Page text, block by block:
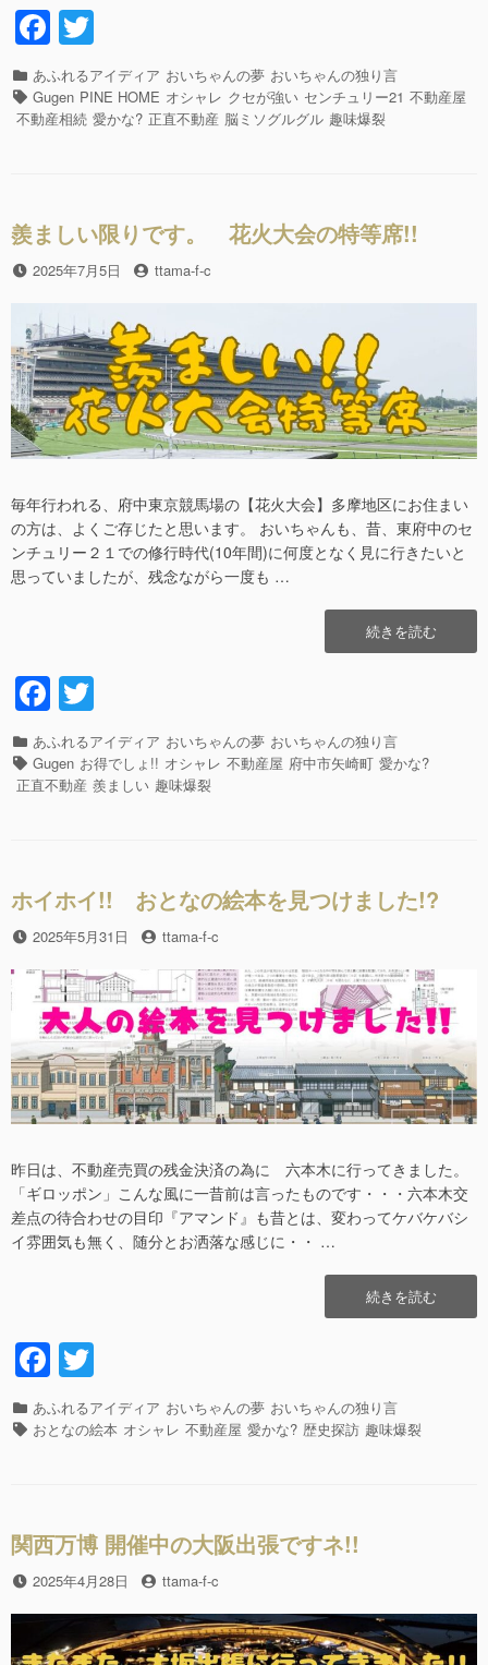
月
7
日
ト
リ
ブ
ン!!”の
F
a
c
e
o
k
wi
tt
er
カ
テ
ゴ
あふれるアイディア おいちゃんの夢 おいちゃんの独り言
タ
グ
Gugen PINE HOME オシャレ クセが強い センチュリー21 不動産屋
不動産相続 愛かな? 正直不動産 脳ミソグルグル 趣味爆裂
羨ましい限りです。 花火大会の特等席!!
投
日
2025年7月5日
投
ttama-f-c
毎年行われる、府中東京競馬場の【花火大会】多摩地区にお住まい
の方は、よくご存じたと思います。 おいちゃんも、昔、東府中のセ
ンチュリー２１での修行時代(10年間)に何度となく見に行きたいと
思っていましたが、残念ながら一度も …
“羨
ま
り
で
の
特
続きを読む
F
a
c
e
o
k
wi
tt
er
カ
テ
ゴ
あふれるアイディア おいちゃんの夢 おいちゃんの独り言
タ
グ
Gugen お得でしょ!! オシャレ 不動産屋 府中市矢崎町 愛かな?
正直不動産 羨ましい 趣味爆裂
ホイホイ!! おとなの絵本を見つけました!?
投
日
2025年5月31日
投
ttama-f-c
昨日は、不動産売買の残金決済の為に 六本木に行ってきました。
「ギロッポン」こんな風に一昔前は言ったものです・・・六本木交
差点の待合わせの目印『アマンド』も昔とは、変わってケバケバシ
イ雰囲気も無く、随分とお洒落な感じに・・ …
“ホ
イ
と
な
し
た!?”の
続きを読む
F
a
c
o
o
k
wi
tt
カ
テ
あふれるアイディア おいちゃんの夢 おいちゃんの独り言
タ おとなの絵本 オシャレ 不動産屋 愛かな? 歴史探訪 趣味爆裂
関西万博 開催中の大阪出張ですネ!!
投
2025年4月28日
投
者
ttama-f-c